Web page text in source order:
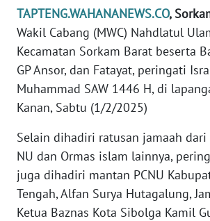
TAPTENG.WAHANANEWS.CO,
Wakil Cabang (MWC) Nahdlatul
Kecamatan Sorkam Barat beserta
GP Ansor, dan Fatayat, peringati
Muhammad SAW 1446 H, di
Kanan, Sabtu (1/2/2025)
Selain dihadiri ratusan jamaah
NU dan Ormas islam lainnya,
juga dihadiri mantan PCNU
Tengah, Alfan Surya Hutagalung,
Ketua Baznas Kota Sibolga Kamil
MEDIA
SIBER
REDAKSI
KARIR
DISCLAIMER
Wahana
News
Regional